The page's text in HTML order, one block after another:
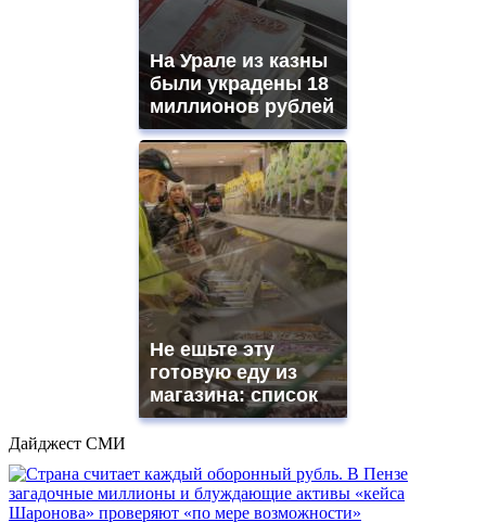
На Урале из казны
были украдены 18
миллионов рублей
Не ешьте эту
готовую еду из
магазина: список
Дайджест СМИ